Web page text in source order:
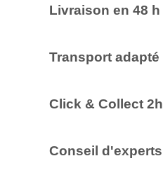
Livraison en 48 h
Transport adapté
Click & Collect 2h
Conseil d'experts